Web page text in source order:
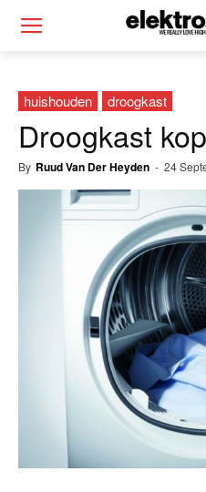
huishouden droogkast
Droogkast
By Ruud Van Der Heyden - 24